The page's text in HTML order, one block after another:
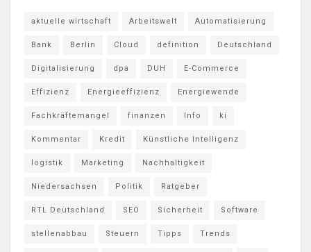
aktuelle wirtschaft Arbeitswelt Automatisierung
Bank Berlin Cloud definition Deutschland
Digitalisierung dpa DUH E-Commerce
Effizienz Energieeffizienz Energiewende
Fachkräftemangel finanzen Info ki
Kommentar Kredit Künstliche Intelligenz
logistik Marketing Nachhaltigkeit
Niedersachsen Politik Ratgeber
RTL Deutschland SEO Sicherheit Software
stellenabbau Steuern Tipps Trends